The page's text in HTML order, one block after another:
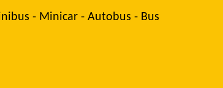
- Minicar - Autobus - Bus